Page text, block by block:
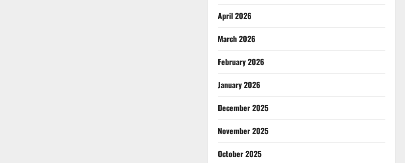
April 2026
March 2026
February 2026
January 2026
December 2025
November 2025
October 2025